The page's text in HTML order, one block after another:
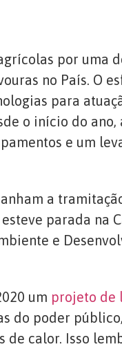
por uma
no País. O
para
o início do ano,
e um
a
parada na
e
um projeto de
do poder
de calor. Isso